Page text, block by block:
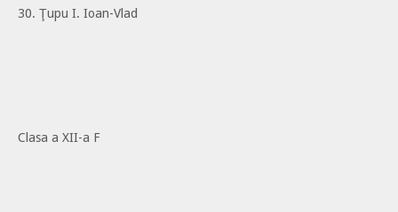
30. Ţupu I. Ioan-Vlad
Clasa a XII-a F